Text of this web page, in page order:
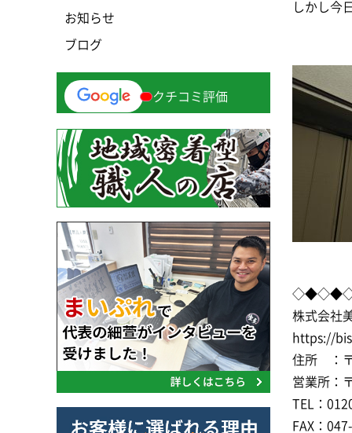
しかし今
株式会社
https://
住所 ：〒
営業所：
TEL：
FAX：
お知らせ
ブログ
クチコミ評価